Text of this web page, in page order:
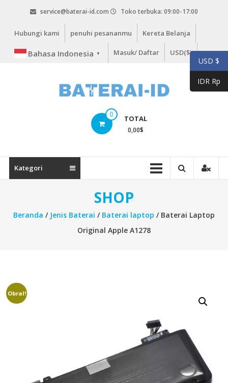
service@baterai-id.com Toko terbuka: 09:00-17:00
Hubungi kami penuhi pesananmu Kereta Belanja
Bahasa Indonesia ▼ Masuk/ Daftar USD($)
id.com
0 TOTAL
0,00$
Kategori
SHOP
Beranda / Jenis Baterai / Baterai laptop / Baterai Laptop
Original Apple A1278
Obral!
USD $
IDR Rp